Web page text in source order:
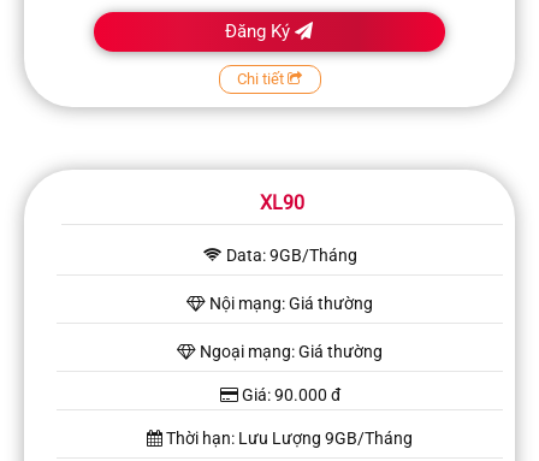
Đăng Ký
Chi tiết
XL90
Data: 9GB/Tháng
Nội mạng: Giá thường
Ngoại mạng: Giá thường
Giá: 90.000 đ
Thời hạn: Lưu Lượng 9GB/Tháng